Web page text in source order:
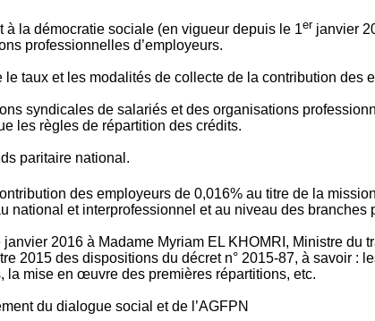
à la démocratie sociale (en vigueur depuis le 1er janvier
professionnelles d’employeurs.
taux et les modalités de collecte de la contribution des
syndicales de salariés et des organisations
les règles de répartition des crédits.
paritaire national.
des employeurs de 0,016% au titre de la
et interprofessionnel et au niveau des branches
2016 à Madame Myriam EL KHOMRI, Ministre du
2015 des dispositions du décret n° 2015-87, à savoir :
la mise en œuvre des premières répartitions, etc.
du dialogue social et de l’AGFPN